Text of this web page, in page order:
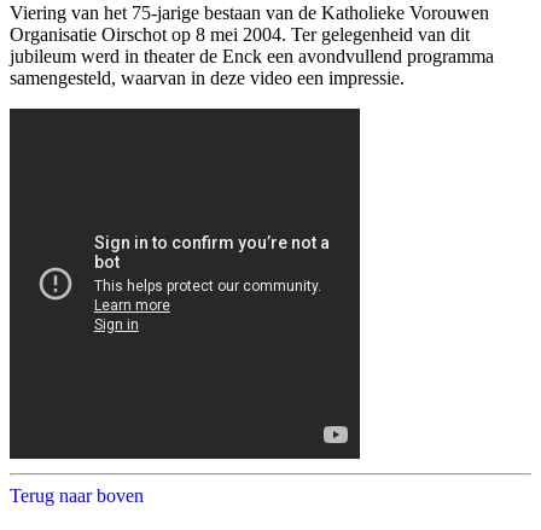
Viering van het 75-jarige bestaan van de Katholieke Vorouwen
Organisatie Oirschot op 8 mei 2004. Ter gelegenheid van dit
jubileum werd in theater de Enck een avondvullend programma
samengesteld, waarvan in deze video een impressie.
Terug naar boven